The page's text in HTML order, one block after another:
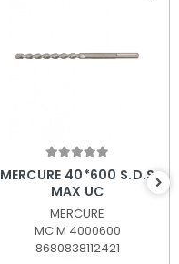
MERCURE 40*600 S.D.S
MAX UÇ
MERCURE
MC M 4000600
8680838112421